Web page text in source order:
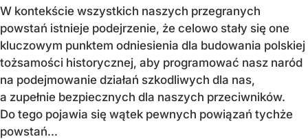
W kontekście wszystkich naszych przegranych
powstań istnieje podejrzenie, że celowo stały się one
kluczowym punktem odniesienia dla budowania polskiej
tożsamości historycznej, aby programować nasz naród
na podejmowanie działań szkodliwych dla nas,
a zupełnie bezpiecznych dla naszych przeciwników.
Do tego pojawia się wątek pewnych powiązań tychże
powstań...